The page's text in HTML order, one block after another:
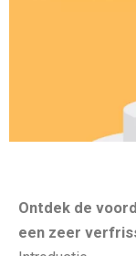
Ontdek de
een zeer